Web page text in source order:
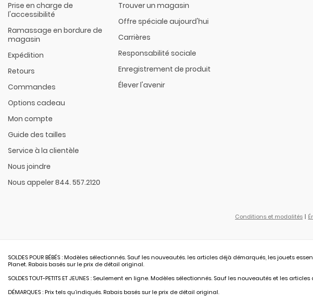
Prise en charge de
l'accessibilité
Ramassage en bordure de
magasin
Expédition
Retours
Commandes
Options cadeau
Mon compte
Guide des tailles
Service à la clientèle
Nous joindre
Nous appeler 844. 557.2120
Trouver un magasin
Offre spéciale aujourd'hui
Carrières
Responsabilité sociale
Enregistrement de produit
Élever l'avenir
Conditions et modalités
SOLDES POUR BÉBÉS : Modèles sélectionnés. Sauf les nouveautés. les articles déjà démarqués, les jouets
Planet. Rabais basés sur le prix de détail original.
SOLDES TOUT-PETITS ET JEUNES : Seulement en ligne. Modèles sélectionnés. Sauf les nouveautés et les
DÉMARQUES : Prix tels qu’indiqués. Rabais basés sur le prix de détail original.